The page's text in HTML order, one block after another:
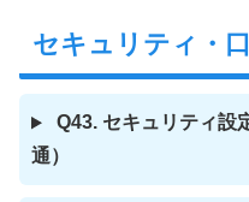
セキュリティ・口
Q43. セキュリティ設
通）